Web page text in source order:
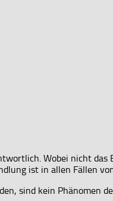
Wobei nicht
ist in allen Fällen
sind kein Phänomen